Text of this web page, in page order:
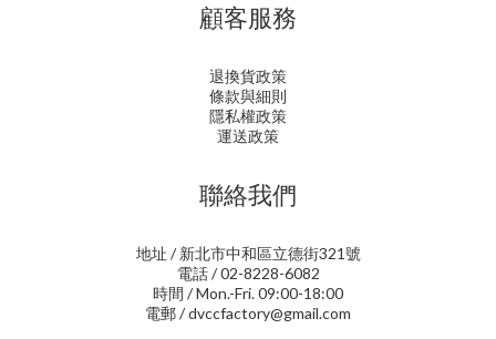
顧客服務
退換貨政策
條款與細則
隱私權政策
運送政策
聯絡我們
地址 / 新北市中和區立德街321號
電話 / 02-8228-6082
時間 / Mon.-Fri. 09:00-18:00
電郵 / dvccfactory@gmail.com